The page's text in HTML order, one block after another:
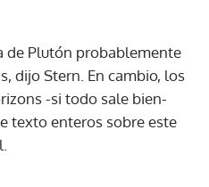
de Plutón probablemente
dijo Stern. En cambio, los
-si todo sale bien-
texto enteros sobre este